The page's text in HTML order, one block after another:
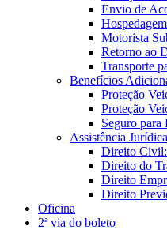
Envio de
Motorista
Retorno ao
Transporte
Benefícios
Proteção
Proteção
Seguro para
Assistência Jurídica
Direito
Direito do
Direito
Direito
Oficina
2ª via do boleto